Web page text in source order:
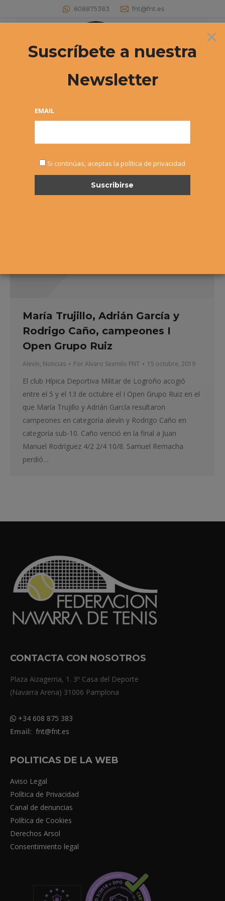
608875383 fnt@fnt.es
Buscar:
Archivos diarios:15 octubre, 2019
María Trujillo, Adrián García y
Rodrigo Caño, campeones I
Open Grupo Ruiz
Alevín, Noticias PorAlvaro Sexmilo FNT 15 octubre, 2019
El club Hípica Deportiva Militar de Logroño acogió
entre el 5 y el 13 de octubre el I Open Grupo Ruiz en el
que María Trujillo y Adrián García resultaron
campeones en categoría alevín y Rodrigo Caño en
categoría sub-10. Caño venció en la final a Juan
Manuel Rodríguez 4/2 2/4 10/8. Samuel Remacha
perdió…
CONTACTA CON NOSOTROS
Plaza Aizagerria, 1. 3º Casa del Deporte
(Navarra Arena) 31006 Pamplona
+34 608 875 383
Email: fnt@fnt.es
POLITICAS DE LA WEB
Aviso Legal
Política de Privacidad
Canal de denuncias
Política de Cookies
Derechos Arsol
Consentimiento legal
×
Suscríbete a nuestra
Newsletter
EMAIL
Si continúas, aceptas la política de privacidad